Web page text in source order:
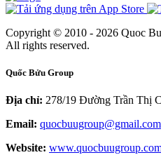
Copyright © 2010 - 2026 Quoc
All rights reserved.
Quốc Bửu Group
Địa chỉ: 278/19 Đường Trần Thị
Email: quocbuugroup@gmail.com
Website: